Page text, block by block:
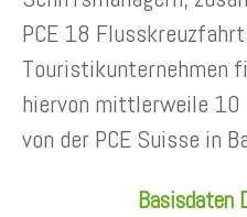
PCE 18
Touristikunternehmen
hiervon mittlerweile
von der PCE Suisse in
Basisdaten